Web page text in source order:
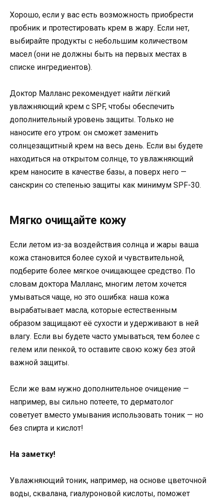
Хорошо, если у вас есть возможность приобрести
пробник и протестировать крем в жару. Если нет,
выбирайте продукты с небольшим количеством
масел (они не должны быть на первых местах в
списке ингредиентов).
Доктор Малланс рекомендует найти лёгкий
увлажняющий крем с SPF, чтобы обеспечить
дополнительный уровень защиты. Только не
наносите его утром: он сможет заменить
солнцезащитный крем на весь день. Если вы будете
находиться на открытом солнце, то увлажняющий
крем наносите в качестве базы, а поверх него —
санскрин со степенью защиты как минимум SPF-30.
Мягко очищайте кожу
Если летом из-за воздействия солнца и жары ваша
кожа становится более сухой и чувствительной,
подберите более мягкое очищающее средство. По
словам доктора Малланс, многим летом хочется
умываться чаще, но это ошибка: наша кожа
вырабатывает масла, которые естественным
образом защищают её сухости и удерживают в ней
влагу. Если вы будете часто умываться, тем более с
гелем или пенкой, то оставите свою кожу без этой
важной защиты.
Если же вам нужно дополнительное очищение —
например, вы сильно потеете, то дерматолог
советует вместо умывания использовать тоник — но
без спирта и кислот!
На заметку!
Увлажняющий тоник, например, на основе цветочной
воды, сквалана, гиалуроновой кислоты, поможет